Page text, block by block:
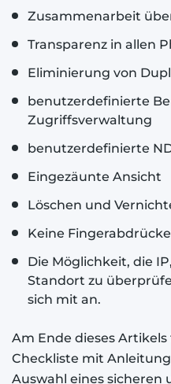
Zusammenarbeit
Transparenz in allen
Eliminierung von
benutzerdefinierte
Zugriffsverwaltung
benutzerdefinierte
Eingezäunte Ansicht
Löschen und
Keine Fingerabdrücke
Die Möglichkeit, die
Standort zu
sich mit an.
Am Ende dieses
Checkliste mit
Auswahl eines sicheren